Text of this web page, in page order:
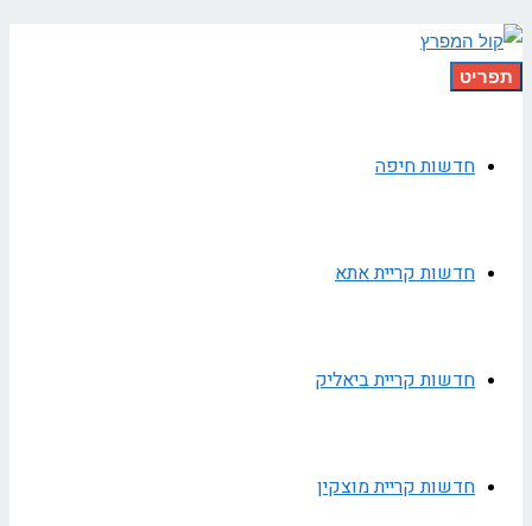
תפריט
חדשות חיפה
חדשות קריית אתא
חדשות קריית ביאליק
חדשות קריית מוצקין